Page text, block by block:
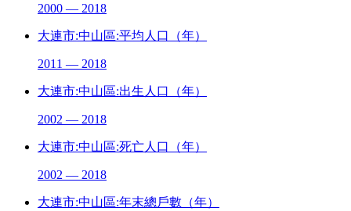
2000 — 2018
大連市:中山區:平均人口（年）
2011 — 2018
大連市:中山區:出生人口（年）
2002 — 2018
大連市:中山區:死亡人口（年）
2002 — 2018
大連市:中山區:年末總戶數（年）